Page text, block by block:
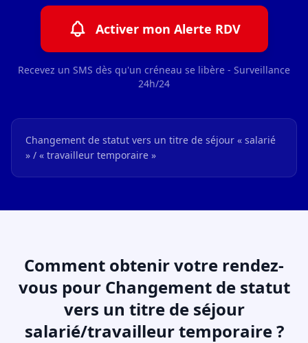
Activer mon Alerte RDV
Recevez un SMS dès qu'un créneau se libère - Surveillance
24h/24
Changement de statut vers un titre de séjour « salarié
» / « travailleur temporaire »
Comment obtenir votre rendez-
vous pour Changement de statut
vers un titre de séjour
salarié/travailleur temporaire ?